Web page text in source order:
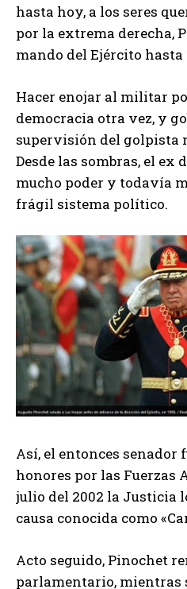
hasta hoy, a los seres
por la extrema derecha,
mando del Ejército hasta
Hacer enojar al militar
democracia otra vez, y
supervisión del golpista
Desde las sombras, el ex
mucho poder y todavía
frágil sistema político.
Así, el entonces senador
honores por las Fuerzas
julio del 2002 la Justicia
causa conocida como
Acto seguido, Pinochet
parlamentario, mientras